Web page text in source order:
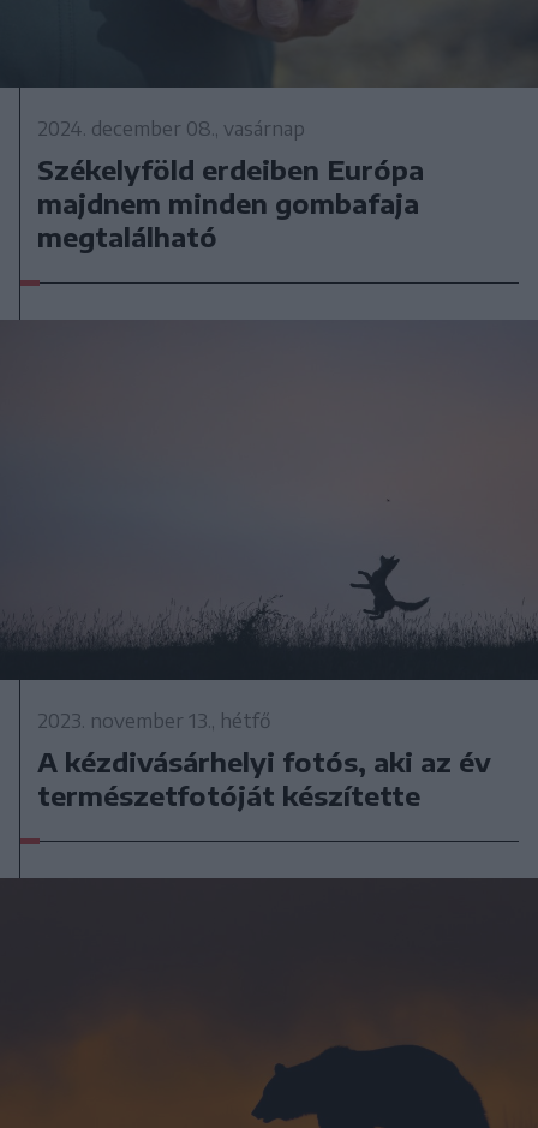
2024. december 08., vasárnap
Székelyföld erdeiben Európa
majdnem minden gombafaja
megtalálható
2023. november 13., hétfő
A kézdivásárhelyi fotós, aki az év
természetfotóját készítette